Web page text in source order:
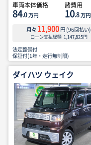
車両本体価格
84.0万円
諸費用
10.8万円
月々 11,900 円 (96回払い)
ローン支払総額 1,147,825円
法定整備付
保証付(1年・走行無制限)
ダイハツ ウェイク